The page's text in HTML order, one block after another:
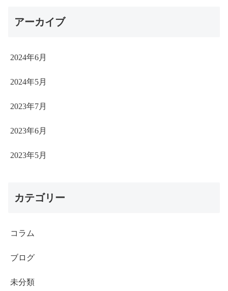
アーカイブ
2024年6月
2024年5月
2023年7月
2023年6月
2023年5月
カテゴリー
コラム
ブログ
未分類